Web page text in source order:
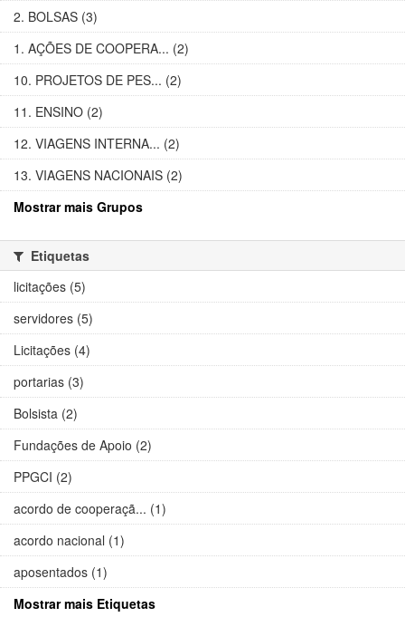
2. BOLSAS (3)
1. AÇÕES DE COOPERA... (2)
10. PROJETOS DE PES... (2)
11. ENSINO (2)
12. VIAGENS INTERNA... (2)
13. VIAGENS NACIONAIS (2)
Mostrar mais Grupos
Etiquetas
licitações (5)
servidores (5)
Licitações (4)
portarias (3)
Bolsista (2)
Fundações de Apoio (2)
PPGCI (2)
acordo de cooperaçã... (1)
acordo nacional (1)
aposentados (1)
Mostrar mais Etiquetas